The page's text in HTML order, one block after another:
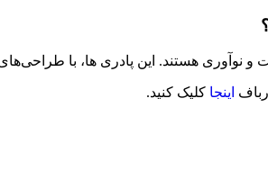
و نوآوری هستند. این پادری ها، با
اینجا کلیک کنید.